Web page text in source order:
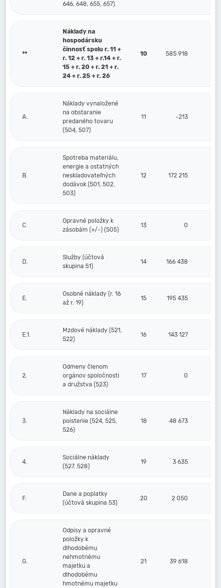
646, 648, 655, 657)
**
Náklady na
hospodársku
činnosť spolu r. 11 +
r. 12 + r. 13 + r.14 + r.
15 + r. 20 + r. 21 + r.
24 + r. 25 + r. 26
10 585 918
A.
Náklady vynaložené
na obstaranie
predaného tovaru
(504, 507)
11 -213
B.
Spotreba materiálu,
energie a ostatných
neskladovateľných
dodávok (501, 502,
503)
12 172 215
C
Opravné položky k
zásobám (+/-) (505)
13 0
D.
Služby (účtová
skupina 51)
14 166 438
E.
Osobné náklady (r. 16
až r. 19)
15 195 435
E.1.
Mzdové náklady (521,
522)
16 143 127
2.
Odmeny členom
orgánov spoločnosti
a družstva (523)
17 0
3.
Náklady na sociálne
poistenie (524, 525,
526)
18 48 673
4.
Sociálne náklady
(527, 528)
19 3 635
F.
Dane a poplatky
(účtová skupina 53)
20 2 050
G.
Odpisy a opravné
položky k
dlhodobému
nehmotnému
majetku a
dlhodobému
hmotnému majetku
21 39 618